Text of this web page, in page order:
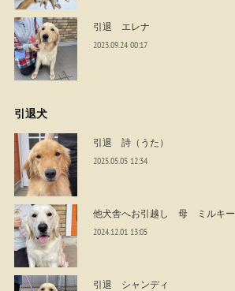
引退 エレナ
2023.09.24 00:17
引退犬
引退 詩（うた）
2025.05.05 12:34
他犬舎へお引越し 母 ミルキー
2024.12.01 13:05
引退 シャンディ